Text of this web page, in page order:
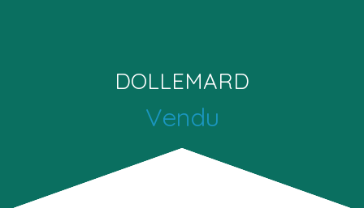
DOLLEMARD
Vendu